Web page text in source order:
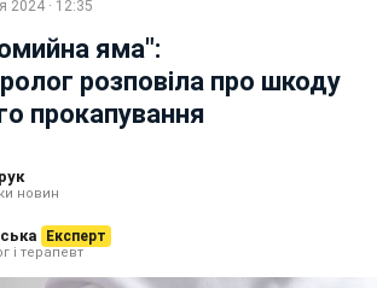
2024 · 12:35
яма":
розповіла про шкоду
прокапування
новин
Експерт
і терапевт